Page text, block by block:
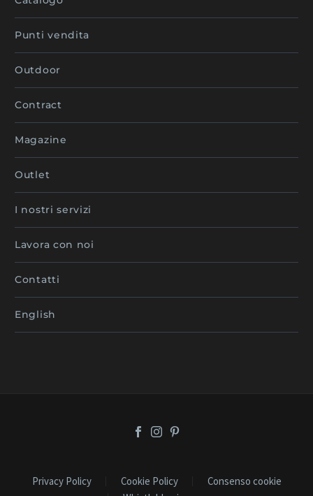
Punti vendita
Outdoor
Contract
Magazine
Outlet
I nostri servizi
Lavora con noi
Contatti
English
Privacy Policy Cookie Policy
Consenso cookie